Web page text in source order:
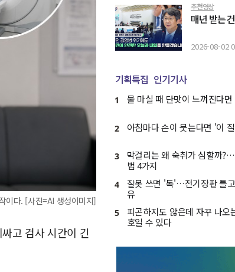
이다. [사진=AI 생성이미지]
고 검사 시간이 긴
추천영상
매년 받는
2026-08-02
기획특집 인기기사
1 물 마실 때 단맛이 느껴진다
2 아침마다 손이 붓는다면 '이
3
막걸리는 왜 숙취가 심할까
법 4가지
4
잘못 쓰면 '독'…전기장판 틀
유
5
피곤하지도 않은데 자꾸 나오
호일 수 있다